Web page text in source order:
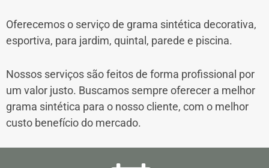
Oferecemos o serviço de grama sintética decorativa,
esportiva, para jardim, quintal, parede e piscina.
Nossos serviços são feitos de forma profissional por
um valor justo. Buscamos sempre oferecer a melhor
grama sintética para o nosso cliente, com o melhor
custo benefício do mercado.